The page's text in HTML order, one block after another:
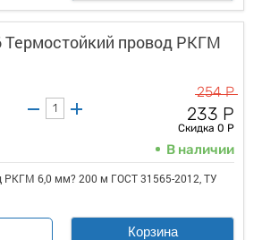
Термостойкий провод РКГМ
254 Р
233 Р
Скидка 0 Р
В наличии
РКГМ 6,0 мм? 200 м ГОСТ 31565-2012, ТУ
Корзина